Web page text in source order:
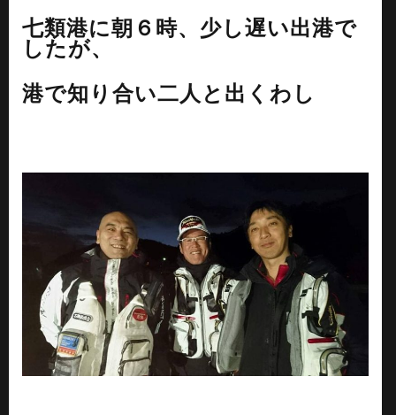
七類港に朝６時、少し遅い出港で
したが、
港で知り合い二人と出くわし